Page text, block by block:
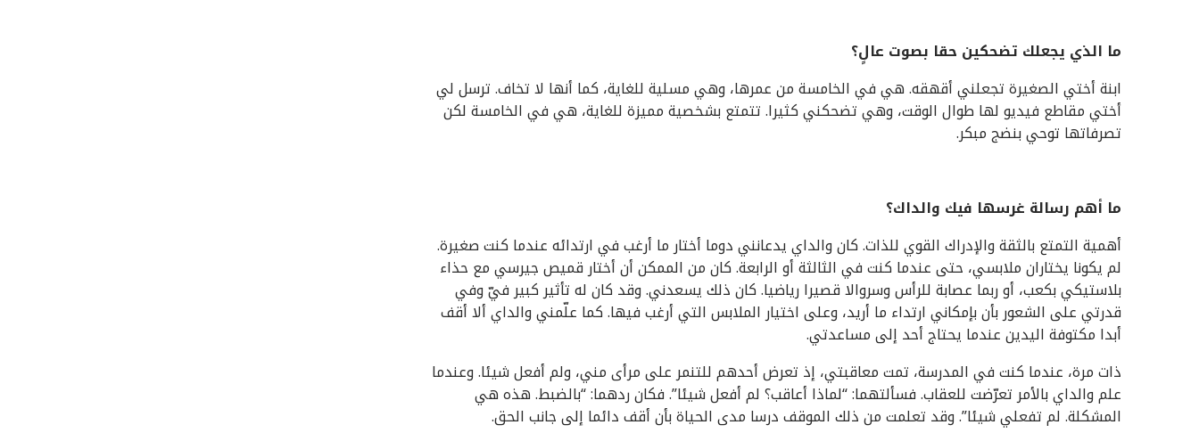
ما الذي يجعلك تضحكين حقا بصوت عالٍ؟
ابنة أختي الصغيرة تجعلني أقهقه. هي في الخامسة من عمرها، وهي مسلية للغاية، كما أنها لا تخاف. ترسل لي
أختي مقاطع فيديو لها طوال الوقت، وهي تضحكني كثيرا. تتمتع بشخصية مميزة للغاية، هي في الخامسة لكن
تصرفاتها توحي بنضج مبكر.
ما أهم رسالة غرسها فيك والداك؟
أهمية التمتع بالثقة والإدراك القوي للذات. كان والداي يدعانني دوما أختار ما أرغب في ارتدائه عندما كنت صغيرة.
لم يكونا يختاران ملابسي، حتى عندما كنت في الثالثة أو الرابعة. كان من الممكن أن أختار قميص جيرسي مع حذاء
بلاستيكي بكعب، أو ربما عصابة للرأس وسروالا قصيرا رياضيا. كان ذلك يسعدني. وقد كان له تأثير كبير فيّ وفي
قدرتي على الشعور بأن بإمكاني ارتداء ما أريد، وعلى اختيار الملابس التي أرغب فيها. كما علّمني والداي ألا أقف
أبدا مكتوفة اليدين عندما يحتاج أحد إلى مساعدتي.
ذات مرة، عندما كنت في المدرسة، تمت معاقبتي، إذ تعرض أحدهم للتنمر على مرأى مني، ولم أفعل شيئا. وعندما
علم والداي بالأمر تعرّضت للعقاب. فسألتهما: “لماذا أعاقب؟ لم أفعل شيئا”. فكان ردهما: “بالضبط. هذه هي
المشكلة. لم تفعلي شيئا”. وقد تعلمت من ذلك الموقف درسا مدى الحياة بأن أقف دائما إلى جانب الحق.